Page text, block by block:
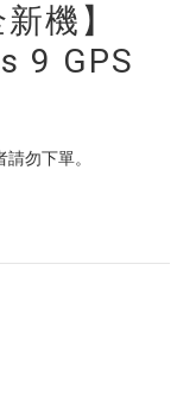
機】
9 GPS
勿下單。